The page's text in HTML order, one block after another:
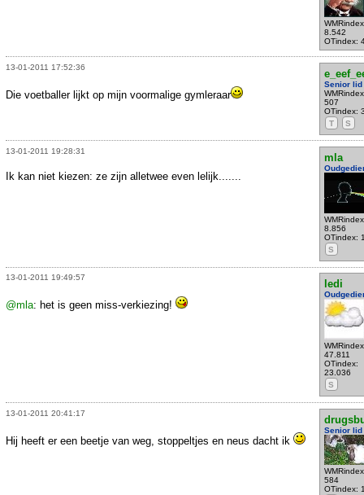
8.542
OTindex:
13-01-2011 17:52:36
Senior lid
507
OTindex:
T
S
Die voetballer lijkt op mijn voormalige gymleraar
13-01-2011 19:28:31
mla
8.856
OTindex:
S
Ik kan niet kiezen: ze zijn alletwee even lelijk.......
13-01-2011 19:49:57
ledi
47.811
OTindex:
23.036
S
@mla: het is geen miss-verkiezing!
13-01-2011 20:41:17
Senior lid
584
OTindex:
Hij heeft er een beetje van weg, stoppeltjes en neus dacht ik